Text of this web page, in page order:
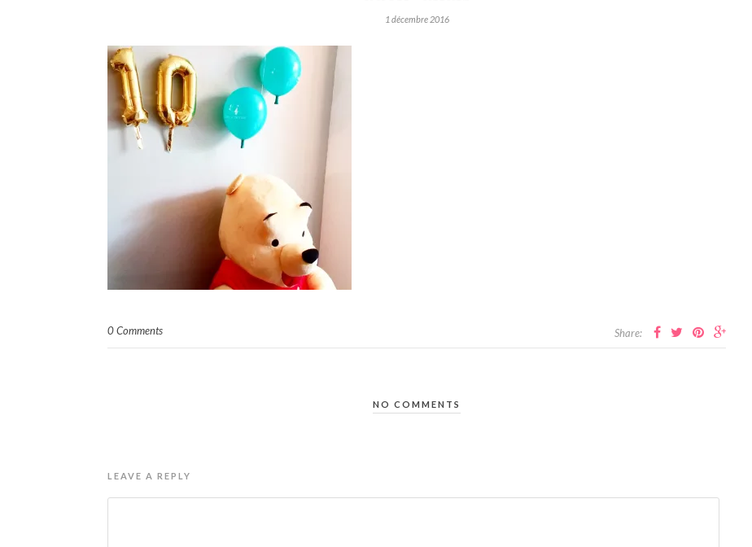
1 décembre 2016
0 Comments Share:
NO COMMENTS
LEAVE A REPLY